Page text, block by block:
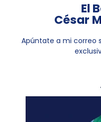
El
César
Apúntate a mi correo